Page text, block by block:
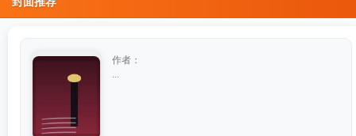
作者：